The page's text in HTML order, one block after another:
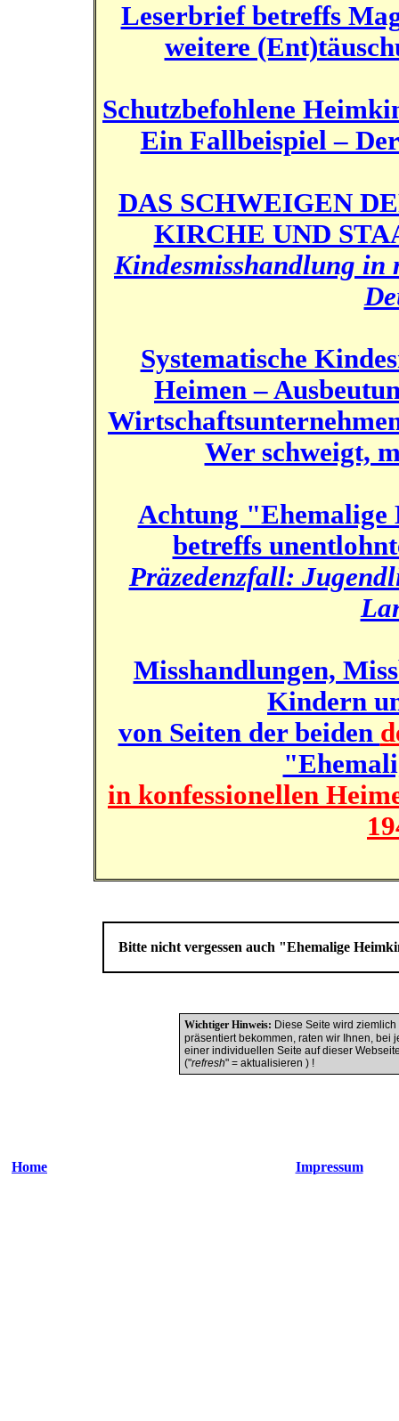
Leserbrief betreffs
weitere
Schutzbefohlene
Ein Fallbeispiel –
DAS SCHWEIGEN
KIRCHE UND
Kindesmisshandlung in
Systematische
Heimen –
Wer schweigt,
Achtung
betreffs
Präzedenzfall:
Misshandlungen,
Kindern
von Seiten der beiden
in konfessionellen
Bitte nicht vergessen auch "Ehemalige
Wichtiger Hinweis: Diese Seite wird
präsentiert bekommen, raten wir Ihnen, bei
einer individuellen Seite auf dieser
("refresh" = aktualisieren ) !
Home Impressum